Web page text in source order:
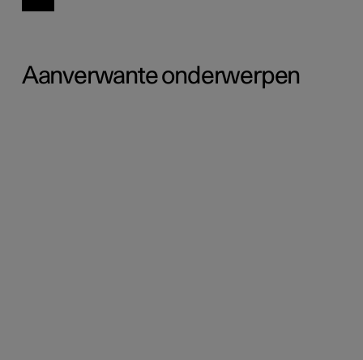
Aanverwante onderwerpen